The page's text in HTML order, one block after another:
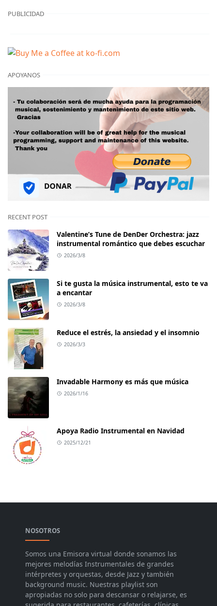
PUBLICIDAD
APOYANOS
RECENT POST
Valentine’s Tune de DenDer Orchestra: jazz
instrumental romántico que debes escuchar
2026/3/8
Si te gusta la música instrumental, esto te va
a encantar
2026/3/8
Reduce el estrés, la ansiedad y el insomnio
2026/3/3
Invadable Harmony es más que música
2026/1/16
Apoya Radio Instrumental en Navidad
2025/12/21
NOSOTROS
Somos una Emisora virtual donde sonamos las
mejores melodías Instrumentales de grandes
intérpretes y orquestas, desde Jazz y también
background music. Nuestras playlist son
apropiadas no solo para descansar o relajarse, es